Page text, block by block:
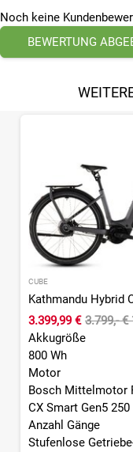
Noch keine
BEWERTUNG
CUBE
3.399,99 € 3.799,- €
Akkugröße
800 Wh
Motor
Bosch Mittelmotor
CX Smart Gen5
Anzahl Gänge
Stufenlose